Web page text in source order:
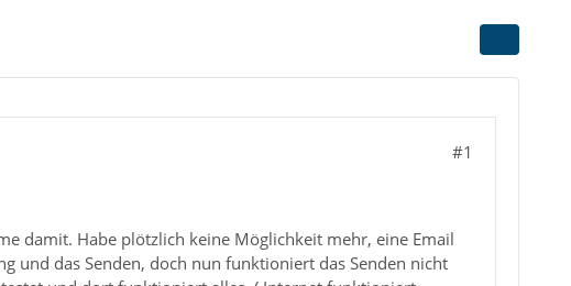
#1
damit. Habe plötzlich keine Möglichkeit mehr, eine Email
und das Senden, doch nun funktioniert das Senden nicht